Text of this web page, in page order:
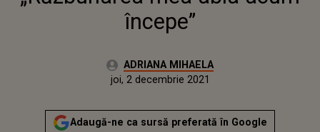
începe”
Autor:ADRIANA MIHAELA
Actualizat:
joi, 2 decembrie 2021
Adaugă-ne ca sursă preferată în Google